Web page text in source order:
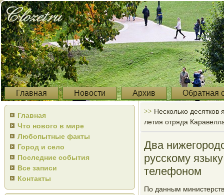
Главная Новости Архив Обратная
Главная
Что нового в мире
Любопытные факты
Город и село
Последние события
Все записи
Контакты
>> Несколько десятков
летия отряда
Два
русскому
телефоном
По данным